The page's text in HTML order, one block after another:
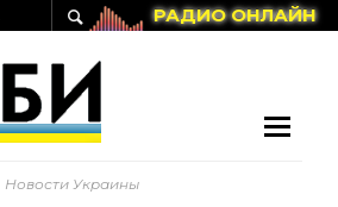
РАДИО ОНЛАЙН
Новости Украины